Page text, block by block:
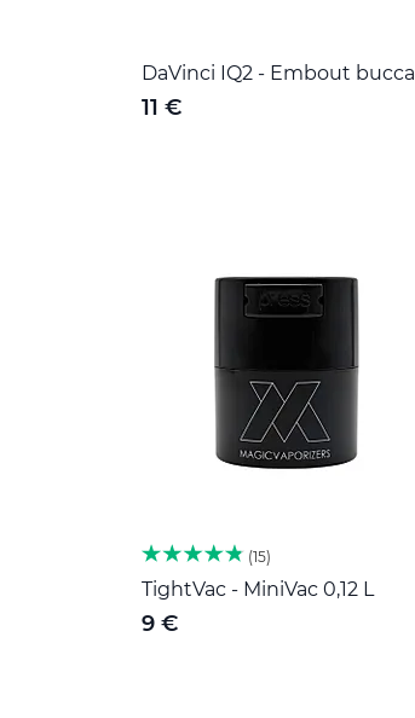
DaVinci IQ2 - Embout buccal
11 €
15
TightVac - MiniVac 0,12 L
9 €